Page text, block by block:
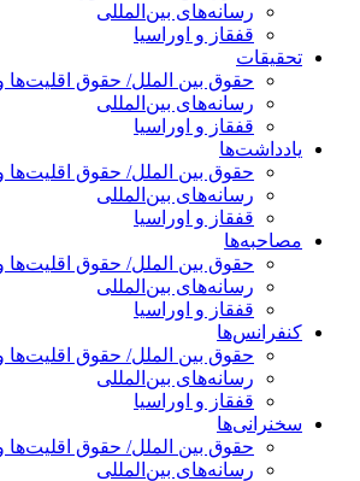
رسانه‌های بین‌المللی
قفقاز و اوراسیا
تحقیقات
حقوق بین الملل/ حقوق اقلیت‌ها
رسانه‌های بین‌المللی
قفقاز و اوراسیا
یادداشت‌ها
حقوق بین الملل/ حقوق اقلیت‌ها
رسانه‌های بین‌المللی
قفقاز و اوراسیا
مصاحبه‌ها
حقوق بین الملل/ حقوق اقلیت‌ها
رسانه‌های بین‌المللی
قفقاز و اوراسیا
کنفرانس‌ها
حقوق بین الملل/ حقوق اقلیت‌ها
رسانه‌های بین‌المللی
قفقاز و اوراسیا
سخنرانی‌ها
حقوق بین الملل/ حقوق اقلیت‌ها
رسانه‌های بین‌المللی